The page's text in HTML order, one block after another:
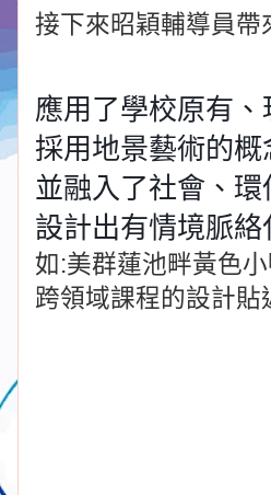
接下來昭穎輔導員
應用了學校原有
採用地景藝術的
並融入了社會、
設計出有情境脈
如:美群蓮池畔黃色
跨領域課程的設計